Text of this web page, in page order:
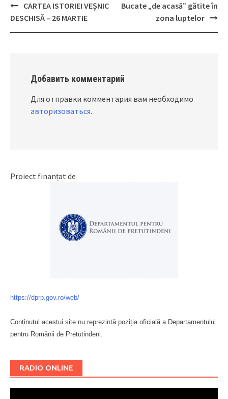
Post
navigation
CARTEA ISTORIEI VEȘNIC
DESCHISĂ – 26 MARTIE
Bucate „de acasă” gătite în
zona luptelor
Добавить комментарий
Для отправки комментария вам необходимо
авторизоваться.
Proiect finanțat de
https://dprp.gov.ro/web/
Conținutul acestui site nu reprezintă poziția oficială a Departamentului
pentru Românii de Pretutindeni.
RADIO ONLINE